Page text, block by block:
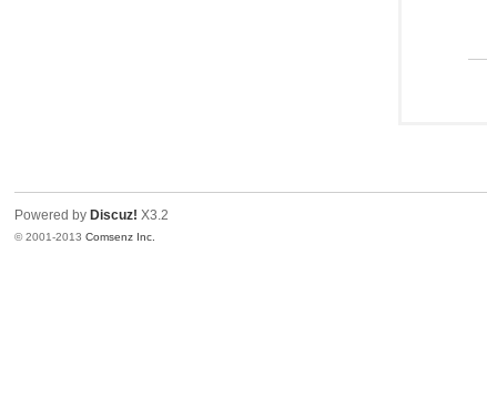
Powered by Discuz! X3.2
© 2001-2013Comsenz Inc.